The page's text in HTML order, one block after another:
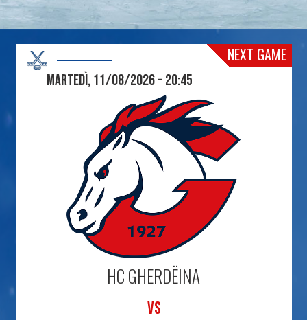
NEXT GAME
Martedì, 11/08/2026 - 20:45
HC GHERDËINA
VS